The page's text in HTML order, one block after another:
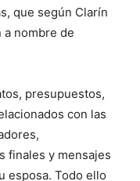
que según Clarín
a nombre de
presupuestos,
con las
finales y mensajes
esposa. Todo ello